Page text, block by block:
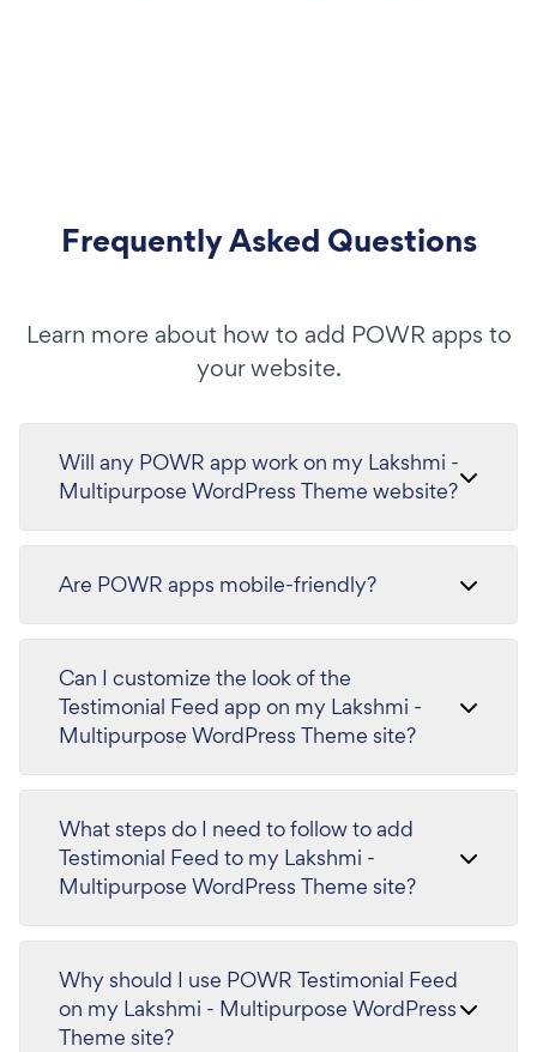
Frequently Asked Questions
Learn more about how to add POWR apps to
your website.
Will any POWR app work on my Lakshmi -
Multipurpose WordPress Theme website?
Are POWR apps mobile-friendly?
Can I customize the look of the
Testimonial Feed app on my Lakshmi -
Multipurpose WordPress Theme site?
What steps do I need to follow to add
Testimonial Feed to my Lakshmi -
Multipurpose WordPress Theme site?
Why should I use POWR Testimonial Feed
on my Lakshmi - Multipurpose WordPress
Theme site?